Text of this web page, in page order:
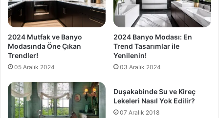
2024 Mutfak ve Banyo
Modasında Öne Çıkan
Trendler!
05 Aralık 2024
2024 Banyo Modası: En
Trend Tasarımlar ile
Yenilenin!
03 Aralık 2024
Duşakabinde Su ve Kireç
Lekeleri Nasıl Yok Edilir?
07 Aralık 2018